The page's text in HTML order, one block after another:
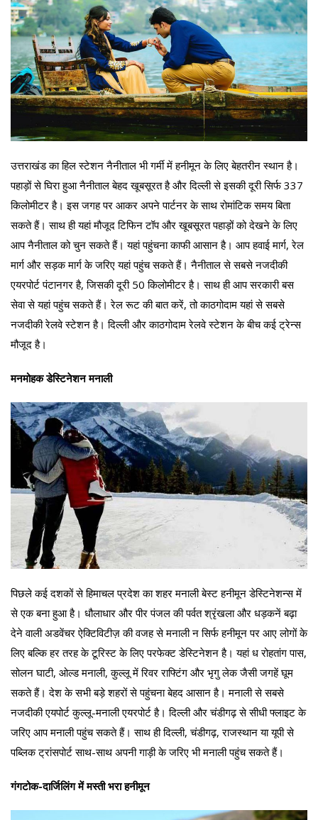
उत्तराखंड का हिल स्टेशन नैनीताल भी गर्मी में हनीमून के लिए बेहतरीन स्थान है।
पहाड़ों से घिरा हुआ नैनीताल बेहद खूबसूरत है और दिल्ली से इसकी दूरी सिर्फ 337
किलोमीटर है। इस जगह पर आकर अपने पार्टनर के साथ रोमांटिक समय बिता
सकते हैं। साथ ही यहां मौजूद टिफिन टॉप और खूबसूरत पहाड़ों को देखने के लिए
आप नैनीताल को चुन सकते हैं। यहां पहुंचना काफी आसान है। आप हवाई मार्ग, रेल
मार्ग और सड़क मार्ग के जरिए यहां पहुंच सकते हैं। नैनीताल से सबसे नजदीकी
एयरपोर्ट पंटानगर है, जिसकी दूरी 50 किलोमीटर है। साथ ही आप सरकारी बस
सेवा से यहां पहुंच सकते हैं। रेल रूट की बात करें, तो काठगोदाम यहां से सबसे
नजदीकी रेलवे स्टेशन है। दिल्ली और काठगोदाम रेलवे स्टेशन के बीच कई ट्रेन्स
मौजूद है।
मनमोहक डेस्टिनेशन मनाली
पिछले कई दशकों से हिमाचल प्रदेश का शहर मनाली बेस्ट हनीमून डेस्टिनेशन्स में
से एक बना हुआ है। धौलाधार और पीर पंजल की पर्वत श्रृंखला और धड़कनें बढ़ा
देने वाली अडवेंचर ऐक्टिविटीज़ की वजह से मनाली न सिर्फ हनीमून पर आए लोगों के
लिए बल्कि हर तरह के टूरिस्ट के लिए परफेक्ट डेस्टिनेशन है। यहां ध रोहतांग पास,
सोलन घाटी, ओल्ड मनाली, कुल्लू में रिवर राफ्टिंग और भृगु लेक जैसी जगहें घूम
सकते हैं। देश के सभी बड़े शहरों से पहुंचना बेहद आसान है। मनाली से सबसे
नजदीकी एयपोर्ट कुल्लू-मनाली एयरपोर्ट है। दिल्ली और चंडीगढ़ से सीधी फ्लाइट के
जरिए आप मनाली पहुंच सकते हैं। साथ ही दिल्ली, चंडीगढ़, राजस्थान या यूपी से
पब्लिक ट्रांसपोर्ट साथ-साथ अपनी गाड़ी के जरिए भी मनाली पहुंच सकते हैं।
गंगटोक-दार्जिलिंग में मस्ती भरा हनीमून